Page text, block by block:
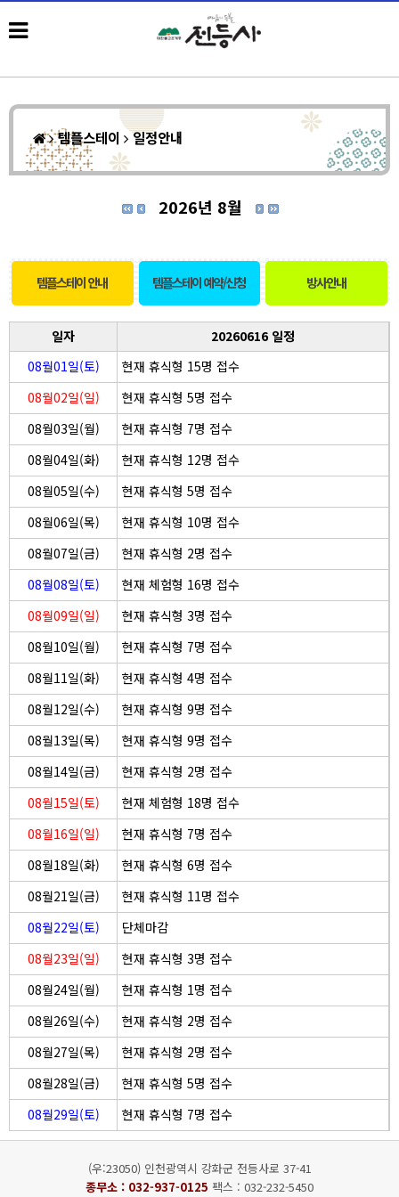
템플스테이 일정안내
2026년 8월
템플스테이 안내 템플스테이 예약/신청 방사안내
일자
20260616 일정
08월01일(토)
현재 휴식형 15명 접수
08월02일(일)
현재 휴식형 5명 접수
08월03일(월)
현재 휴식형 7명 접수
08월04일(화)
현재 휴식형 12명 접수
08월05일(수)
현재 휴식형 5명 접수
08월06일(목)
현재 휴식형 10명 접수
08월07일(금)
현재 휴식형 2명 접수
08월08일(토)
현재 체험형 16명 접수
08월09일(일)
현재 휴식형 3명 접수
08월10일(월)
현재 휴식형 7명 접수
08월11일(화)
현재 휴식형 4명 접수
08월12일(수)
현재 휴식형 9명 접수
08월13일(목)
현재 휴식형 9명 접수
08월14일(금)
현재 휴식형 2명 접수
08월15일(토)
현재 체험형 18명 접수
08월16일(일)
현재 휴식형 7명 접수
08월18일(화)
현재 휴식형 6명 접수
08월21일(금)
현재 휴식형 11명 접수
08월22일(토)
단체마감
08월23일(일)
현재 휴식형 3명 접수
08월24일(월)
현재 휴식형 1명 접수
08월26일(수)
현재 휴식형 2명 접수
08월27일(목)
현재 휴식형 2명 접수
08월28일(금)
현재 휴식형 5명 접수
08월29일(토)
현재 휴식형 7명 접수
(우:23050) 인천광역시 강화군 전등사로 37-41
종무소 : 032-937-0125 팩스 : 032-232-5450